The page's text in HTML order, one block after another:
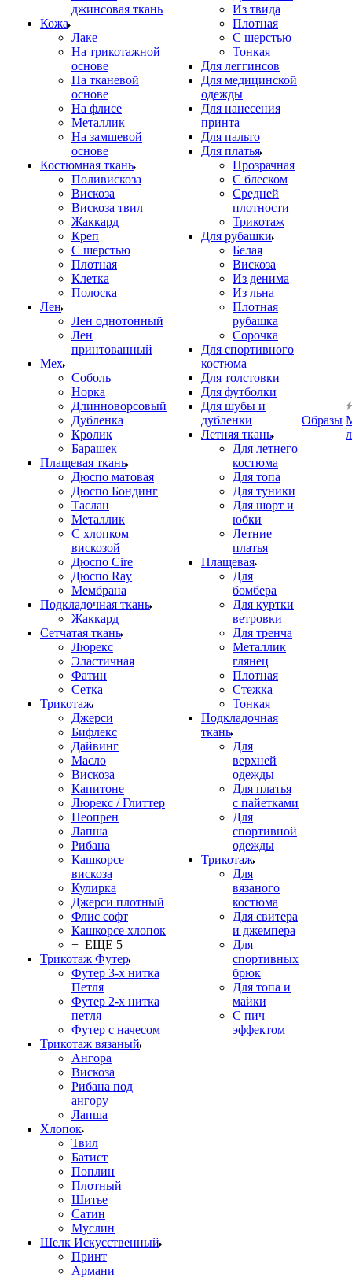
джинсовая ткань
Кожа
Лаке
На трикотажной
основе
На тканевой
основе
На флисе
Металлик
На замшевой
основе
Костюмная ткань
Поливискоза
Вискоза
Вискоза твил
Жаккард
Креп
С шерстью
Плотная
Клетка
Полоска
Лен
Лен однотонный
Лен
принтованный
Мех
Соболь
Норка
Длинноворсовый
Дубленка
Кролик
Барашек
Плащевая ткань
Дюспо матовая
Дюспо Бондинг
Таслан
Металлик
С хлопком
вискозой
Дюспо Cire
Дюспо Ray
Мембрана
Подкладочная ткань
Жаккард
Сетчатая ткань
Люрекс
Эластичная
Фатин
Сетка
Трикотаж
Джерси
Бифлекс
Дайвинг
Масло
Вискоза
Капитоне
Люрекс / Глиттер
Неопрен
Лапша
Рибана
Кашкорсе
вискоза
Кулирка
Джерси плотный
Флис софт
Кашкорсе хлопок
+ ЕЩЕ 5
Трикотаж Футер
Футер 3-х нитка
Петля
Футер 2-х нитка
петля
Футер с начесом
Трикотаж вязаный
Ангора
Вискоза
Рибана под
ангору
Лапша
Хлопок
Твил
Батист
Поплин
Плотный
Шитье
Сатин
Муслин
Шелк Искусственный
Принт
Армани
Из твида
Плотная
С шерстью
Тонкая
Для леггинсов
Для медицинской
одежды
Для нанесения
принта
Для пальто
Для платья
Прозрачная
С блеском
Средней
плотности
Трикотаж
Для рубашки
Белая
Вискоза
Из денима
Из льна
Плотная
рубашка
Сорочка
Для спортивного
костюма
Для толстовки
Для футболки
Для шубы и
дубленки
Летняя ткань
Для летнего
костюма
Для топа
Для туники
Для шорт и
юбки
Летние
платья
Плащевая
Для
бомбера
Для куртки
ветровки
Для тренча
Металлик
глянец
Плотная
Стежка
Тонкая
Подкладочная
ткань
Для
верхней
одежды
Для платья
с пайетками
Для
спортивной
одежды
Трикотаж
Для
вязаного
костюма
Для свитера
и джемпера
Для
спортивных
брюк
Для топа и
майки
С пич
эффектом
Образы